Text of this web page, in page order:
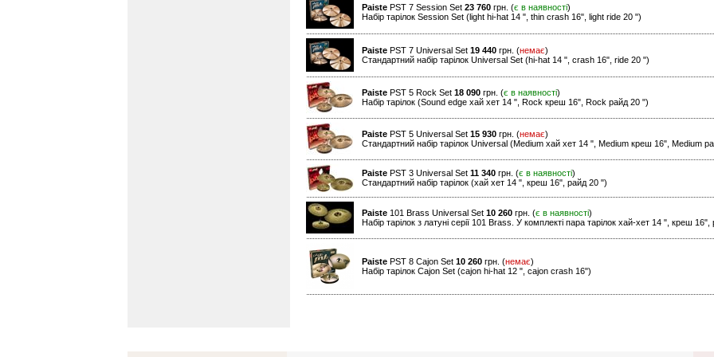
Paiste PST 7 Session Set 23 760 грн. (є в наявності)
Набір тарілок Session Set (light hi-hat 14 ", thin crash 16", light ride 20 ")
Paiste PST 7 Universal Set 19 440 грн. (немає)
Стандартний набір тарілок Universal Set (hi-hat 14 ", crash 16", ride 20 ")
Paiste PST 5 Rock Set 18 090 грн. (є в наявності)
Набір тарілок (Sound edge хай хет 14 ", Rock креш 16", Rock райд 20 ")
Paiste PST 5 Universal Set 15 930 грн. (немає)
Стандартний набір тарілок Universal (Medium хай хет 14 ", Medium креш 16", Medium
Paiste PST 3 Universal Set 11 340 грн. (є в наявності)
Стандартний набір тарілок (хай хет 14 ", креш 16", райд 20 ")
Paiste 101 Brass Universal Set 10 260 грн. (є в наявності)
Набір тарілок з латуні серії 101 Brass. У комплекті пара тарілок хай-хет 14 ", креш 16",
Paiste PST 8 Cajon Set 10 260 грн. (немає)
Набір тарілок Cajon Set (cajon hi-hat 12 ", cajon crash 16")